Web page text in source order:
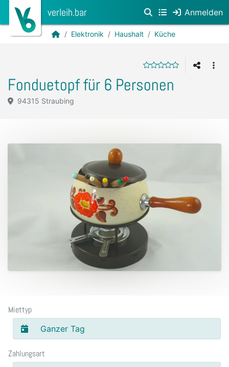
verleih.bar Anmelden
Elektronik Haushalt Küche
Fonduetopf für 6 Personen
94315 Straubing
Miettyp
Ganzer Tag
Zahlungsart